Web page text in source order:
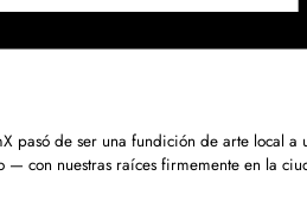
pasó de ser una fundición de arte local a
— con nuestras raíces firmemente en la